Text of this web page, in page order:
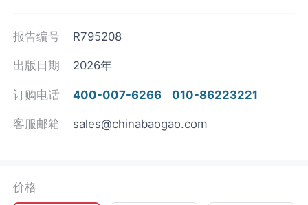
报告编号 R795208
出版日期 2026年
订购电话 400-007-6266 010-86223221
客服邮箱 sales@chinabaogao.com
价格